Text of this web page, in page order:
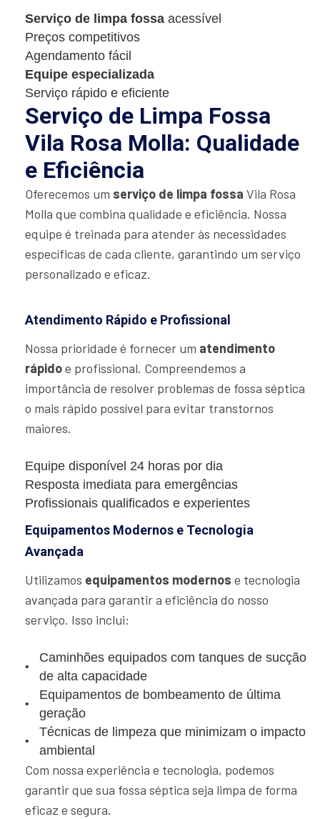
Serviço de limpa fossa acessível
Preços competitivos
Agendamento fácil
Equipe especializada
Serviço rápido e eficiente
Serviço de Limpa Fossa
Vila Rosa Molla: Qualidade
e Eficiência
Oferecemos um serviço de limpa fossa Vila Rosa
Molla que combina qualidade e eficiência. Nossa
equipe é treinada para atender às necessidades
específicas de cada cliente, garantindo um serviço
personalizado e eficaz.
Atendimento Rápido e Profissional
Nossa prioridade é fornecer um atendimento
rápidoe profissional. Compreendemos a
importância de resolver problemas de fossa séptica
o mais rápido possível para evitar transtornos
maiores.
Equipe disponível 24 horas por dia
Resposta imediata para emergências
Profissionais qualificados e experientes
Equipamentos Modernos e Tecnologia
Avançada
Utilizamos equipamentos modernos e tecnologia
avançada para garantir a eficiência do nosso
serviço. Isso inclui:
Caminhões equipados com tanques de sucção
de alta capacidade
Equipamentos de bombeamento de última
geração
Técnicas de limpeza que minimizam o impacto
ambiental
Com nossa experiência e tecnologia, podemos
garantir que sua fossa séptica seja limpa de forma
eficaz e segura.